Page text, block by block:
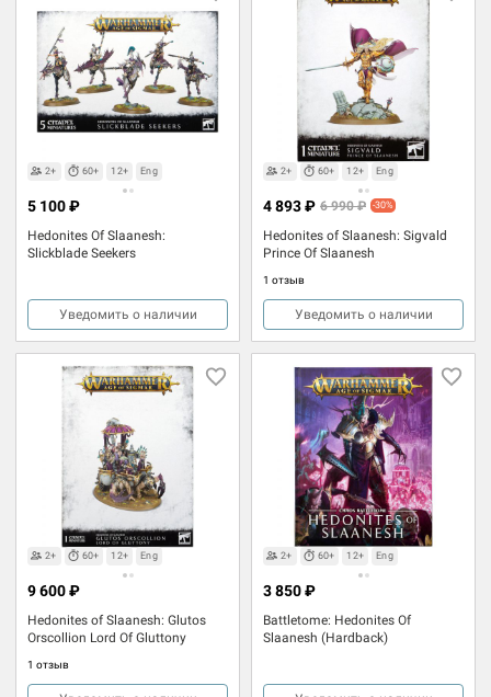
2+ 60+ 12+ Eng
Hedonites Of Slaanesh:
Slickblade Seekers
5 100 ₽
Уведомить о наличии
2+ 60+ 12+ Eng
Hedonites of Slaanesh: Sigvald
Prince Of Slaanesh
1 отзыв
4 893 ₽ 6 990 ₽ -30%
Уведомить о наличии
2+ 60+ 12+ Eng
Hedonites of Slaanesh: Glutos
Orscollion Lord Of Gluttony
1 отзыв
9 600 ₽
2+ 60+ 12+ Eng
Battletome: Hedonites Of
Slaanesh (Hardback)
3 850 ₽